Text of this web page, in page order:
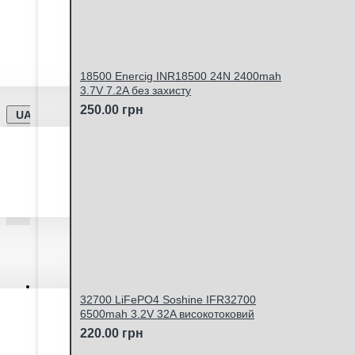
UA
18500 Enercig INR18500 24N 2400mah
3.7V 7.2A без захисту
250.00 грн
32700 LiFePO4 Soshine IFR32700
6500mah 3.2V 32A високотоковий
220.00 грн